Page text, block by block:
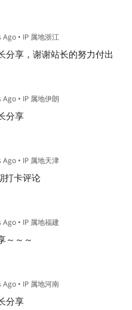
Ago • IP 属地浙江
分享，谢谢站长的努力付出
Ago • IP 属地伊朗
分享
Ago • IP 属地天津
打卡评论
Ago • IP 属地福建
～～～
Ago • IP 属地河南
分享